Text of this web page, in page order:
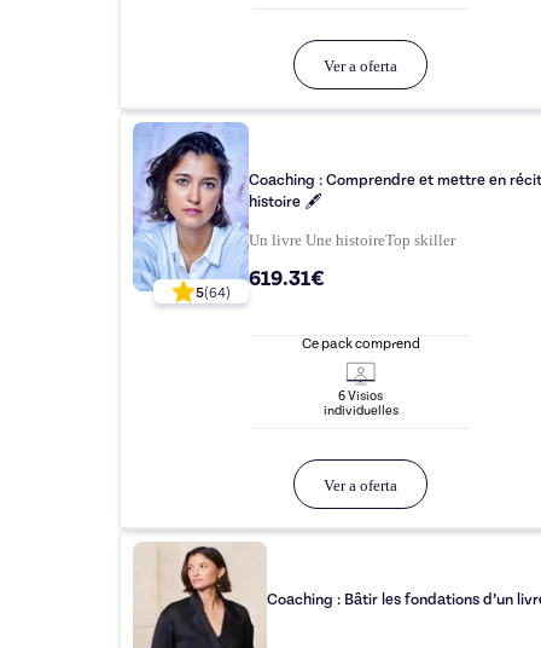
Ver a oferta
5(64)
Coaching : Comprendre et mettre en récit son
histoire 🖋️
Un livre Une histoireTop skiller
619.31€
Ce pack comprend
6Visios
individuelles
Ver a oferta
Coaching : Bâtir les fondations d’un